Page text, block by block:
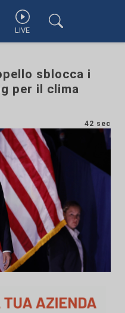
LIVE
sblocca i
per il clima
42 sec